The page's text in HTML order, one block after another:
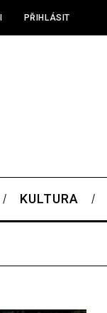
PŘIHLÁSIT
KULTURA